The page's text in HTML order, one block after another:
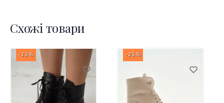
Схожі товари
-25% -25%